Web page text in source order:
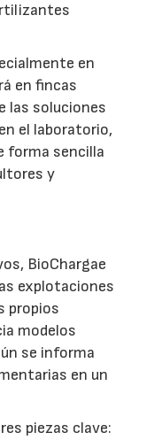
en
en fincas
las soluciones
el laboratorio,
forma sencilla
y
BioChargae
explotaciones
propios
modelos
se informa
en un
piezas clave: